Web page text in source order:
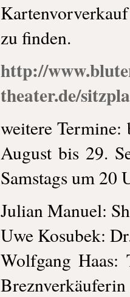
zu finden.
http://
theater.de/
weitere
August bis 29.
Samstags um 20
Julian Manuel:
Uwe Kosubek:
Wolfgang